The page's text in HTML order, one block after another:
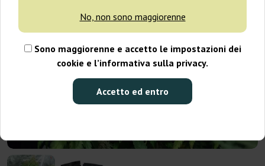
No, non sono maggiorenne
Sono maggiorenne e accetto le impostazioni dei
cookie e l’informativa sulla privacy.
Accetto ed entro